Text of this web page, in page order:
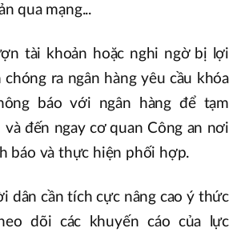
qua mạng...
tài khoản hoặc nghi ngờ bị lợi
ra ngân hàng yêu cầu khóa
báo với ngân hàng để tạm
đến ngay cơ quan Công an nơi
báo và thực hiện phối hợp.
dân cần tích cực nâng cao ý thức
dõi các khuyến cáo của lực